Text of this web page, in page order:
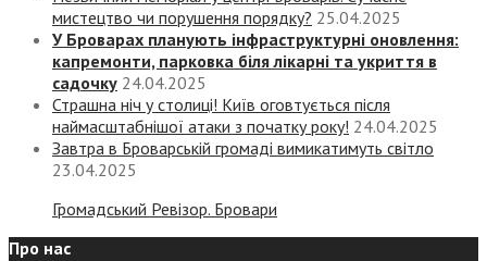
мистецтво чи порушення порядку? 25.04.2025
У Броварах планують інфраструктурні оновлення:
капремонти, парковка біля лікарні та укриття в
садочку 24.04.2025
Страшна ніч у столиці! Київ оговтується після
наймасштабнішої атаки з початку року! 24.04.2025
Завтра в Броварській громаді вимикатимуть світло
23.04.2025
Громадський Ревізор. Бровари
Про нас